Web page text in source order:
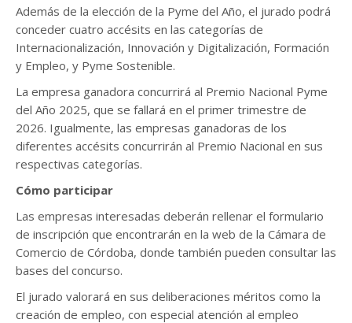
Además de la elección de la Pyme del Año, el jurado podrá
conceder cuatro accésits en las categorías de
Internacionalización, Innovación y Digitalización, Formación
y Empleo, y Pyme Sostenible.
La empresa ganadora concurrirá al Premio Nacional Pyme
del Año 2025, que se fallará en el primer trimestre de
2026. Igualmente, las empresas ganadoras de los
diferentes accésits concurrirán al Premio Nacional en sus
respectivas categorías.
Cómo participar
Las empresas interesadas deberán rellenar el formulario
de inscripción que encontrarán en la web de la Cámara de
Comercio de Córdoba, donde también pueden consultar las
bases del concurso.
El jurado valorará en sus deliberaciones méritos como la
creación de empleo, con especial atención al empleo